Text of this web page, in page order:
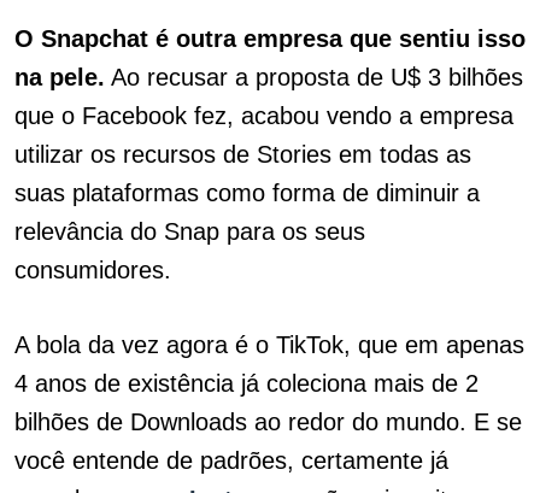
O Snapchat é outra empresa que sentiu isso
na pele. Ao recusar a proposta de U$ 3 bilhões
que o Facebook fez, acabou vendo a empresa
utilizar os recursos de Stories em todas as
suas plataformas como forma de diminuir a
relevância do Snap para os seus
consumidores.
A bola da vez agora é o TikTok, que em apenas
4 anos de existência já coleciona mais de 2
bilhões de Downloads ao redor do mundo. E se
você entende de padrões, certamente já